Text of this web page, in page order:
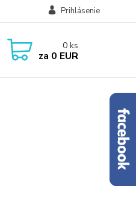
Prihlásenie
0 ks
za 0 EUR